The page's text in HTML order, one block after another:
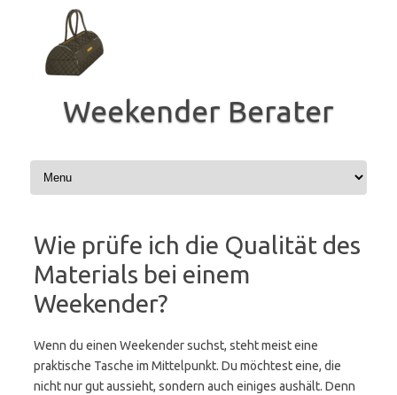
springen
Weekender Berater
Wie prüfe ich die Qualität des
Materials bei einem
Weekender?
Wenn du einen Weekender suchst, steht meist eine
praktische Tasche im Mittelpunkt. Du möchtest eine, die
nicht nur gut aussieht, sondern auch einiges aushält. Denn